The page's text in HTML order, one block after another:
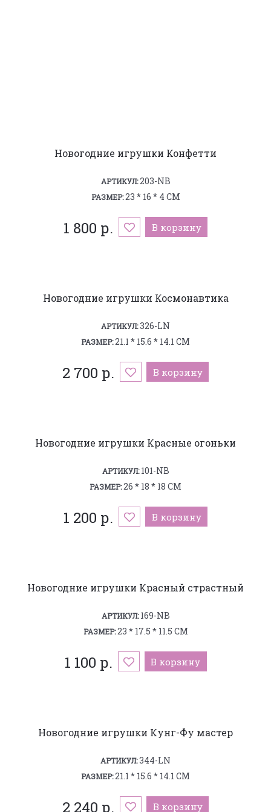
Новогодние игрушки Конфетти
АРТИКУЛ:203-NB
РАЗМЕР:23 * 16 * 4 СМ
1 800 р. В корзину
Новогодние игрушки Космонавтика
АРТИКУЛ:326-LN
РАЗМЕР:21.1 * 15.6 * 14.1 СМ
2 700 р. В корзину
Новогодние игрушки Красные огоньки
АРТИКУЛ:101-NB
РАЗМЕР:26 * 18 * 18 СМ
1 200 р. В корзину
Новогодние игрушки Красный страстный
АРТИКУЛ:169-NB
РАЗМЕР:23 * 17.5 * 11.5 СМ
1 100 р. В корзину
Новогодние игрушки Кунг-Фу мастер
АРТИКУЛ:344-LN
РАЗМЕР:21.1 * 15.6 * 14.1 СМ
2 240 р. В корзину